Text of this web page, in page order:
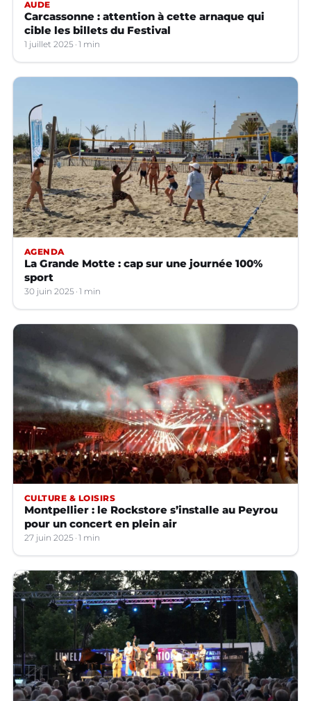
AUDE
Carcassonne : attention à cette arnaque qui
cible les billets du Festival
1 juillet 2025 1 min
AGENDA
La Grande Motte : cap sur une journée 100%
sport
30 juin 2025 1 min
CULTURE & LOISIRS
Montpellier : le Rockstore s’installe au Peyrou
pour un concert en plein air
27 juin 2025 1 min